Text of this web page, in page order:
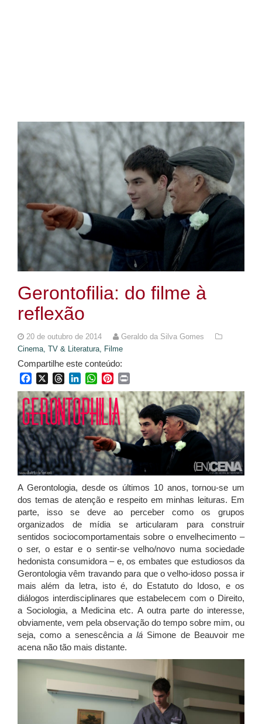
Gerontofilia: do filme à
reflexão
20 de outubro de 2014
Geraldo da Silva Gomes
Cinema, TV & Literatura, Filme
Compartilhe este conteúdo:
FacebookThreadsLinkedInWhatsApp
Pinterest
A Gerontologia, desde os últimos 10 anos, tornou-se um
dos temas de atenção e respeito em minhas leituras. Em
parte, isso se deve ao perceber como os grupos
organizados de mídia se articularam para construir
sentidos sociocomportamentais sobre o envelhecimento –
o ser, o estar e o sentir-se velho/novo numa sociedade
hedonista consumidora – e, os embates que estudiosos da
Gerontologia vêm travando para que o velho-idoso possa ir
mais além da letra, isto é, do Estatuto do Idoso, e os
diálogos interdisciplinares que estabelecem com o Direito,
a Sociologia, a Medicina etc. A outra parte do interesse,
obviamente, vem pela observação do tempo sobre mim, ou
seja, como a senescência a lá Simone de Beauvoir me
acena não tão mais distante.